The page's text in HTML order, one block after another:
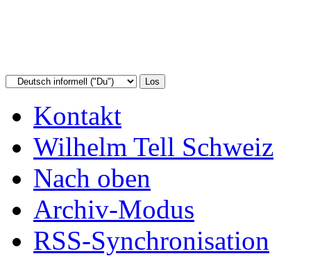
Kontakt
Wilhelm Tell Schweiz
Nach oben
Archiv-Modus
RSS-Synchronisation